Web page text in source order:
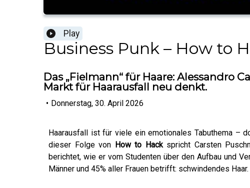
Play
Business Punk – How to
Das „Fielmann“ für Haare: Alessandro
Markt für Haarausfall neu denkt.
• Donnerstag, 30. April 2026
Haarausfall ist für viele ein emotionales Tabuthema –
dieser Folge von How to Hackspricht Carsten
berichtet, wie er vom Studenten über den Aufbau und
Männer und 45% aller Frauen betrifft: schwindendes Haar.